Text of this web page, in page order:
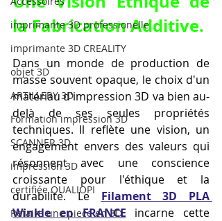
imprimante 3D professionelle
imprimante 3D CREALITY
objet 3D
ARTILLERY 3D
Formation impression 3D
SCANNER 3D
impression 3D
certifiée QUALIOPI
Refaire une piece en 3D
la Fabrication Additive.
Dans un monde de production de
masse souvent opaque, le choix d'un
matériau d'impression 3D va bien au-
delà de ses seules propriétés
techniques. Il reflète une vision, un
engagement envers des valeurs qui
résonnent avec une conscience
croissante pour l'éthique et la
durabilité. Le Filament 3D PLA
Winkle en FRANCE incarne cette